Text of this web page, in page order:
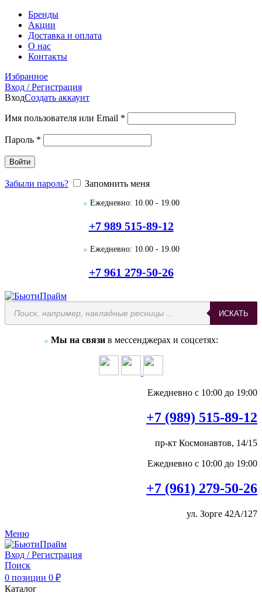
Бренды
Акции
Доставка и оплата
О нас
Контакты
Избранное
Вход / Регистрация
ВходСоздать аккаунт
Имя пользователя или Email *
Пароль *
Войти
Забыли пароль? Запомнить меня
● Ежедневно: 10.00 - 19.00
+7 989 515-89-12
● Ежедневно: 10.00 - 19.00
+7 961 279-50-26
Поиск
товаров
ИСКАТЬ
● Мы на связи в мессенджерах и соцсетях:
Ежедневно с 10:00 до 19:00
+7 (989) 515-89-12
пр-кт Космонавтов, 14/15
Ежедневно с 10:00 до 19:00
+7 (961) 279-50-26
ул. Зорге 42А/127
Меню
Вход / Регистрация
Поиск
0 позиции 0 ₽
Каталог